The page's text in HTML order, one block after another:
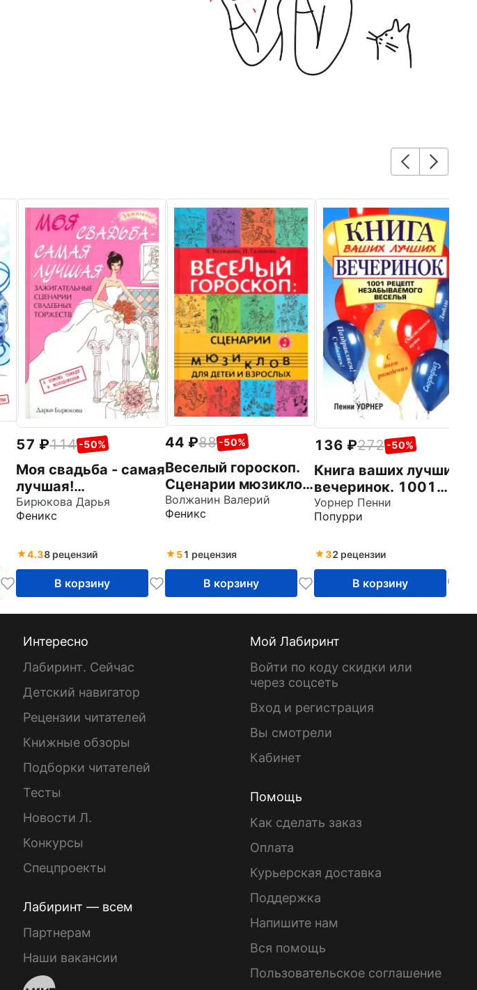
57 114 -50%
Моя свадьба - самая
лучшая!
Зажигательные
сценарии
торжеств
Бирюкова Дарья
Феникс
4.38 рецензий
В корзину
44 88 -50%
Веселый гороскоп.
Сценарии мюзиклов
для детей и
взрослых
Волжанин Валерий
Феникс
51 рецензия
В корзину
136 272 -50%
Книга ваших лучших
вечеринок. 1001
рецепт
Уорнер Пенни
Попурри
32 рецензии
В корзину
Интересно
Лабиринт. Сейчас
Детский навигатор
Рецензии читателей
Книжные обзоры
Подборки читателей
Тесты
Новости Л.
Конкурсы
Спецпроекты
Лабиринт — всем
Партнерам
Наши вакансии
Мой Лабиринт
Войти по коду скидки или
через соцсеть
Вход и регистрация
Вы смотрели
Кабинет
Помощь
Как сделать заказ
Оплата
Курьерская доставка
Поддержка
Напишите нам
Вся помощь
Пользовательское соглашение